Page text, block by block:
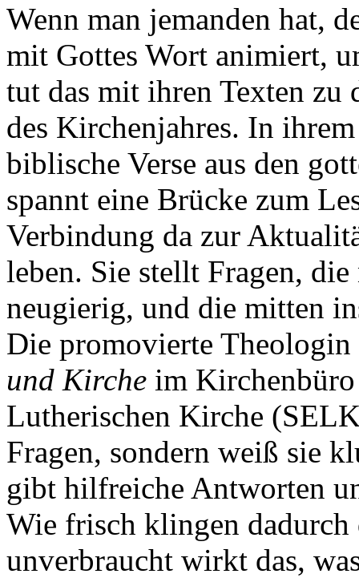
Wenn man jemanden hat,
mit Gottes Wort animiert,
tut das mit ihren Texten zu
des Kirchenjahres. In
biblische Verse aus den
spannt eine Brücke zum
Verbindung da zur
leben. Sie stellt Fragen,
neugierig, und die mitten
Die promovierte
und Kirche im
Lutherischen Kirche
Fragen, sondern weiß sie
gibt hilfreiche Antworten
Wie frisch klingen
unverbraucht wirkt das,